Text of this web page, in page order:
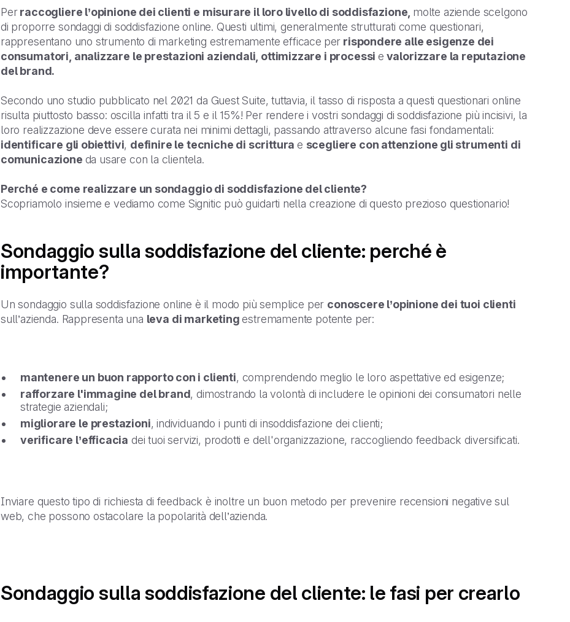
Perraccogliere l’opinione dei clienti e misurare il loro livello di soddisfazione, molte aziende scelgono
di proporre sondaggi di soddisfazione online. Questi ultimi, generalmente strutturati come questionari,
rappresentano uno strumento di marketing estremamente efficace per rispondere alle esigenze dei
consumatori, analizzare le prestazioni aziendali, ottimizzare i processi e valorizzare la reputazione
del brand.
Secondo uno studio pubblicato nel 2021 da Guest Suite, tuttavia, il tasso di risposta a questi questionari online
risulta piuttosto basso: oscilla infatti tra il 5 e il 15%! Per rendere i vostri sondaggi di soddisfazione più incisivi, la
loro realizzazione deve essere curata nei minimi dettagli, passando attraverso alcune fasi fondamentali:
identificare gli obiettivi, definire le tecniche di scrittura e scegliere con attenzione gli strumenti di
comunicazione da usare con la clientela.
Perché e come realizzare un sondaggio di soddisfazione del cliente?
Scopriamolo insieme e vediamo come Signitic può guidarti nella creazione di questo prezioso questionario!
Sondaggio sulla soddisfazione del cliente: perché è
importante?
Un sondaggio sulla soddisfazione online è il modo più semplice per conoscere l’opinione dei tuoi clienti
sull’azienda. Rappresenta una leva di marketing estremamente potente per:
mantenere un buon rapporto con i clienti, comprendendo meglio le loro aspettative ed esigenze;
rafforzare l'immagine del brand, dimostrando la volontà di includere le opinioni dei consumatori nelle
strategie aziendali;
migliorare le prestazioni, individuando i punti di insoddisfazione dei clienti;
verificare l’efficacia dei tuoi servizi, prodotti e dell'organizzazione, raccogliendo feedback diversificati.
Inviare questo tipo di richiesta di feedback è inoltre un buon metodo per prevenire recensioni negative sul
web, che possono ostacolare la popolarità dell’azienda.
Sondaggio sulla soddisfazione del cliente: le fasi per crearlo